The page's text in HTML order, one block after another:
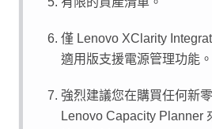
僅 Lenovo XClarity
適用版支援電源管理功能。
強烈建議您在購買任何新
Lenovo Capacity Planner